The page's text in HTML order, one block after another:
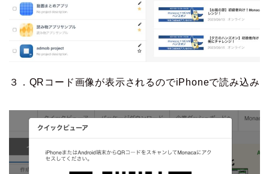
３．QRコード画像が表示されるのでiPhoneで読み込み